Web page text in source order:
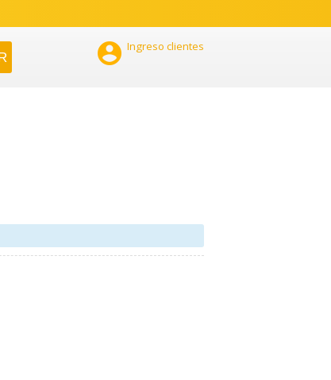
 Ingreso clientes